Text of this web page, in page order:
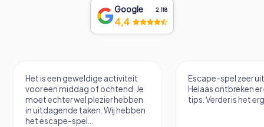
Google 2.118
4,4
Het is een geweldige activiteit
voor een middag of ochtend. Je
moet echter wel plezier hebben
in uitdagende taken. Wij hebben
het escape-spel...
Escape-spel zeer
Helaas ontbreken er een
tips. Verder is het erg leuk.